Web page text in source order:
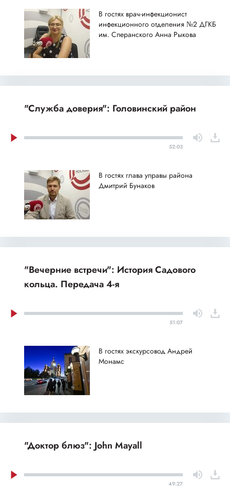
В гостях врач-инфекционист
инфекционного отделения №2 ДГКБ
им. Сперанского Анна Рыкова
"Служба доверия": Головинский район
52:03
В гостях глава управы района
Дмитрий Бунаков
"Вечерние встречи": История Садового
кольца. Передача 4-я
51:07
В гостях экскурсовод Андрей
Монамс
"Доктор блюз": John Mayall
49:27